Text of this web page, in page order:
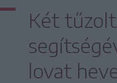
Két
lovat